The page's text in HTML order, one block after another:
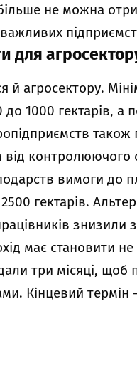
не можна
для агросектору
й агросектору.
1000 гектарів, а
також
контролюючого
вимоги до
гектарів.
знизили
має становити
три місяці, щоб
Кінцевий термін